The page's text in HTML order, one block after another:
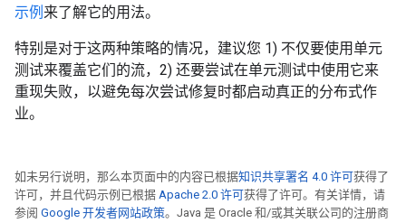
示例 来了解它的用法。
特别是对于这两种策略的情况，建议您 1) 不仅要使用单元
测试来覆盖它们的流，2) 还要尝试在单元测试中使用它来
重现失败，以避免每次尝试修复时都启动真正的分布式作
业。
如未另行说明，那么本页面中的内容已根据知识共享署名 4.0 许可获得了
许可，并且代码示例已根据 Apache 2.0 许可获得了许可。有关详情，请
参阅 Google 开发者网站政策。Java 是 Oracle 和/或其关联公司的注册商